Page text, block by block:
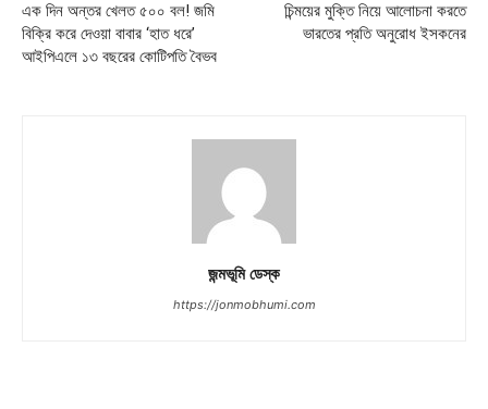
এক দিন অন্তর খেলত ৫০০ বল! জমি
বিক্রি করে দেওয়া বাবার ‘হাত ধরে’
আইপিএলে ১৩ বছরের কোটিপতি বৈভব
চিন্ময়ের মুক্তি নিয়ে আলোচনা করতে
ভারতের প্রতি অনুরোধ ইসকনের
জন্মভূমি ডেস্ক
https://jonmobhumi.com